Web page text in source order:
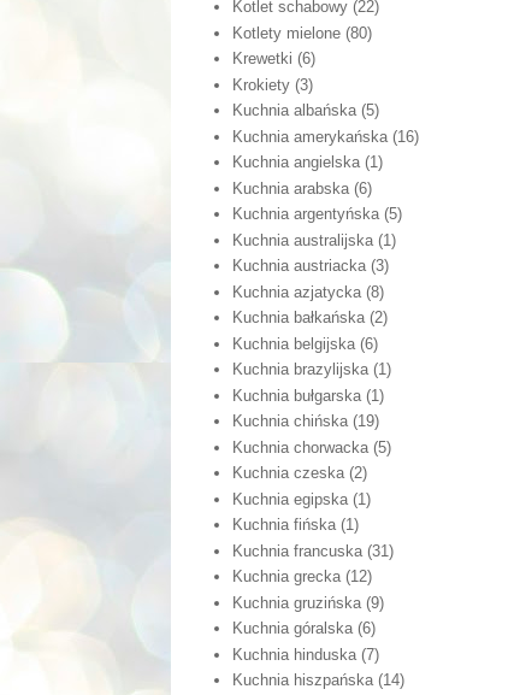
Kotlet schabowy (22)
Kotlety mielone (80)
Krewetki (6)
Krokiety (3)
Kuchnia albańska (5)
Kuchnia amerykańska (16)
Kuchnia angielska (1)
Kuchnia arabska (6)
Kuchnia argentyńska (5)
Kuchnia australijska (1)
Kuchnia austriacka (3)
Kuchnia azjatycka (8)
Kuchnia bałkańska (2)
Kuchnia belgijska (6)
Kuchnia brazylijska (1)
Kuchnia bułgarska (1)
Kuchnia chińska (19)
Kuchnia chorwacka (5)
Kuchnia czeska (2)
Kuchnia egipska (1)
Kuchnia fińska (1)
Kuchnia francuska (31)
Kuchnia grecka (12)
Kuchnia gruzińska (9)
Kuchnia góralska (6)
Kuchnia hinduska (7)
Kuchnia hiszpańska (14)